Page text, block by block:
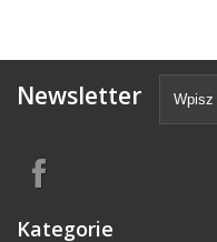
Newsletter
Kategorie